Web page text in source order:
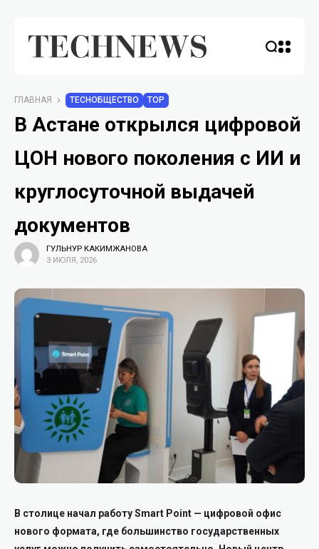
ГЛАВНАЯ TECHОБЩЕСТВО TOP
В Астане открылся цифровой
ЦОН нового поколения с ИИ и
круглосуточной выдачей
документов
ГУЛЬНУР КАКИМЖАНОВА
3 ИЮЛЯ, 2026
В столице начал работу Smart Point — цифровой офис
нового формата, где большинство государственных